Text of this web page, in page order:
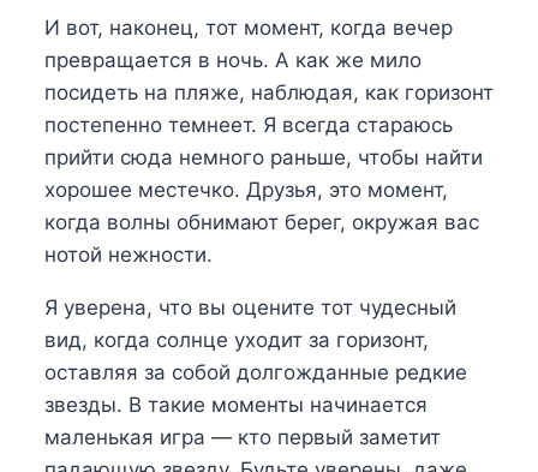
И вот, наконец, тот момент, когда вечер
превращается в ночь. А как же мило
посидеть на пляже, наблюдая, как горизонт
постепенно темнеет. Я всегда стараюсь
прийти сюда немного раньше, чтобы найти
хорошее местечко. Друзья, это момент,
когда волны обнимают берег, окружая вас
нотой нежности.
Я уверена, что вы оцените тот чудесный
вид, когда солнце уходит за горизонт,
оставляя за собой долгожданные редкие
звезды. В такие моменты начинается
маленькая игра — кто первый заметит